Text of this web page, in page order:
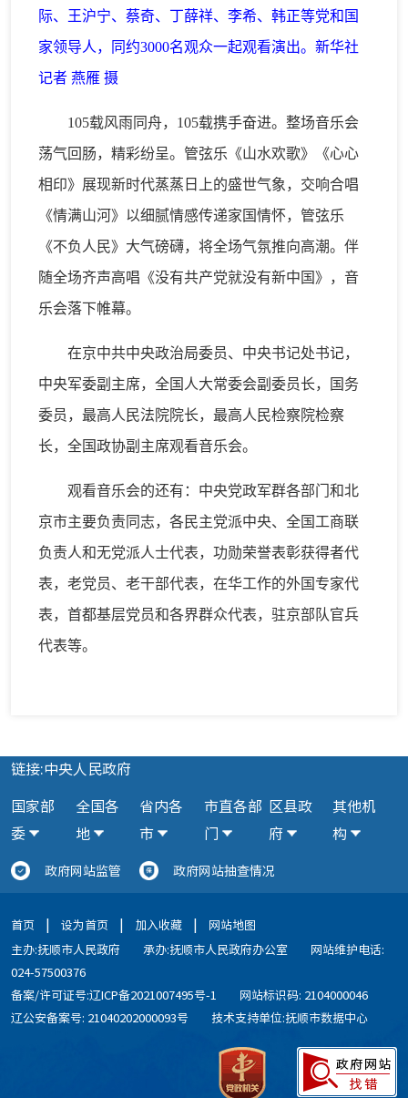
际、王沪宁、蔡奇、丁薛祥、李希、韩正等党和国
家领导人，同约3000名观众一起观看演出。新华社
记者 燕雁 摄
105载风雨同舟，105载携手奋进。整场音乐会
荡气回肠，精彩纷呈。管弦乐《山水欢歌》《心心
相印》展现新时代蒸蒸日上的盛世气象，交响合唱
《情满山河》以细腻情感传递家国情怀，管弦乐
《不负人民》大气磅礴，将全场气氛推向高潮。伴
随全场齐声高唱《没有共产党就没有新中国》，音
乐会落下帷幕。
在京中共中央政治局委员、中央书记处书记，
中央军委副主席，全国人大常委会副委员长，国务
委员，最高人民法院院长，最高人民检察院检察
长，全国政协副主席观看音乐会。
观看音乐会的还有：中央党政军群各部门和北
京市主要负责同志，各民主党派中央、全国工商联
负责人和无党派人士代表，功勋荣誉表彰获得者代
表，老党员、老干部代表，在华工作的外国专家代
表，首都基层党员和各界群众代表，驻京部队官兵
代表等。
链接:中央人民政府
国家部
委
全国各
地
省内各
市
市直各部
门
区县政
府
其他机
构
政府网站监管 政府网站抽查情况
首页 | 设为首页 | 加入收藏 |
网站地图
主办:抚顺市人民政府
承办:抚顺市人民政府办公室
网站维护电话:
024-57500376
备案/许可证号:辽ICP备2021007495号-1
网站标识码: 2104000046
辽公安备案号: 21040202000093号
技术支持单位:抚顺市数据中心